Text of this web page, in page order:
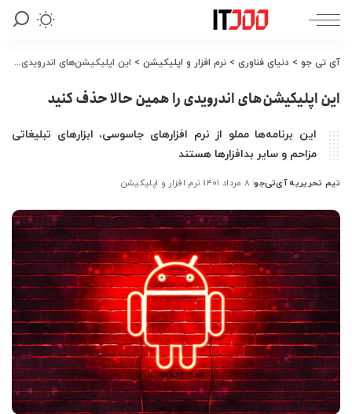
آی تی جو > دنیای فناوری > نرم افزار و اپلیکیشن > این اپلیکیشن‌های اندرویدی را همین حالا حذف کنید
این اپلیکیشن‌های اندرویدی را همین حالا حذف کنید
این برنامه‌ها مملو از نرم افزارهای جاسوسی، ابزارهای تبلیغاتی
مزاحم و سایر بدافزارها هستند
ارسال
توسط
تیم تحریریه آی‌تی‌جو ۸ مرداد ۱۴۰۱ نرم افزار و اپلیکیشن